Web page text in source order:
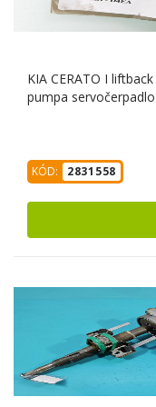
KIA CERATO I
pumpa
KÓD: 2831558